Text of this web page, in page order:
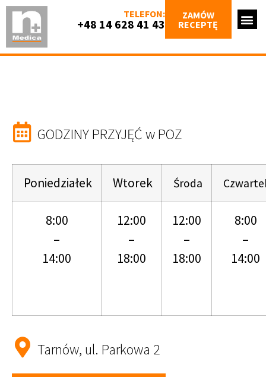
TELEFON:
+48 14 628 41 43
ZAMÓW
RECEPTĘ
GODZINY PRZYJĘĆ w POZ
Poniedziałek Wtorek Środa
8:00
–
14:00
12:00
–
18:00
12:00
–
18:00
8:00
–
14:00
Tarnów, ul. Parkowa 2